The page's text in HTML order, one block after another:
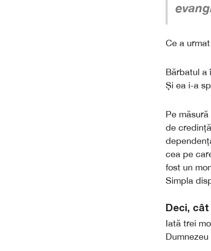
Ce a
Bărbatul a
Și ea i-a
Pe
de
cea pe
fost un
Simpla
Deci,
Iată trei